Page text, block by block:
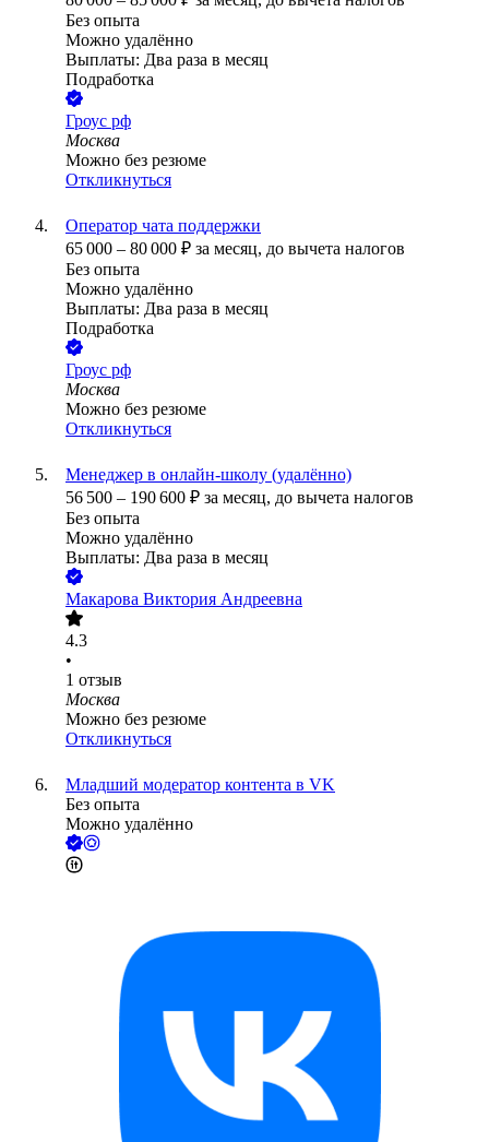
Без опыта
Можно удалённо
Выплаты: Два раза в месяц
Подработка
Гроус рф
Москва
Можно без резюме
Откликнуться
Оператор чата поддержки
65 000 – 80 000 ₽ за месяц, до вычета налогов
Без опыта
Можно удалённо
Выплаты: Два раза в месяц
Подработка
Гроус рф
Москва
Можно без резюме
Откликнуться
Менеджер в онлайн-школу (удалённо)
56 500 – 190 600 ₽ за месяц, до вычета налогов
Без опыта
Можно удалённо
Выплаты: Два раза в месяц
Макарова Виктория Андреевна
4.3
•
1 отзыв
Москва
Можно без резюме
Откликнуться
Младший модератор контента в VK
Без опыта
Можно удалённо